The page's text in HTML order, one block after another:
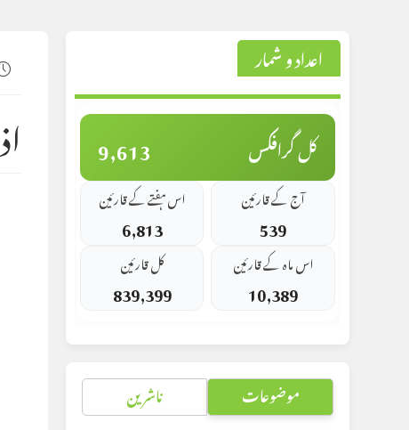
اعداد و شمار
کل گرافکس 9,613
آج کے قارئین
539
اس ہفتے کے قارئین
6,813
اس ماہ کے قارئین
10,389
کل قارئین
839,399
موضوعات ناشرین